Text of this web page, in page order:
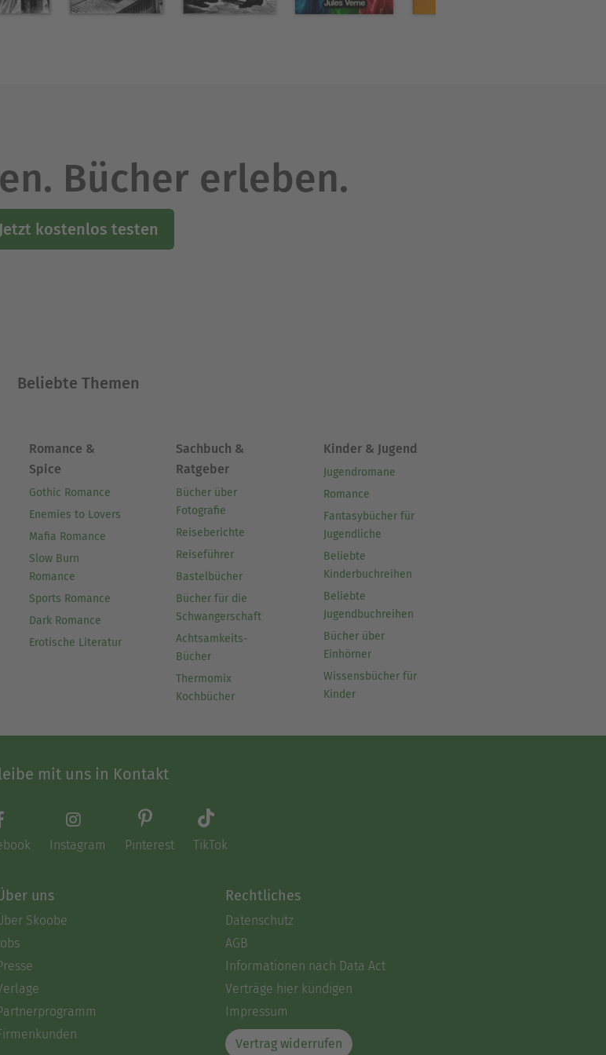
Bücher erleben.
Jetzt kostenlos testen
Beliebte Themen
Romance &
Spice
Gothic Romance
Enemies to Lovers
Mafia Romance
Slow Burn
Romance
Sports Romance
Dark Romance
Erotische Literatur
Sachbuch &
Ratgeber
Bücher über
Fotografie
Reiseberichte
Reiseführer
Bastelbücher
Bücher für die
Schwangerschaft
Achtsamkeits-
Bücher
Thermomix
Kochbücher
Kinder & Jugend
Jugendromane
Romance
Fantasybücher für
Jugendliche
Beliebte
Kinderbuchreihen
Beliebte
Jugendbuchreihen
Bücher über
Einhörner
Wissensbücher für
Kinder
mit uns in Kontakt
Instagram Pinterest TikTok
uns
Skoobe
Jobs
Rechtliches
Datenschutz
AGB
Informationen nach Data Act
Verträge hier kündigen
Impressum
Vertrag widerrufen